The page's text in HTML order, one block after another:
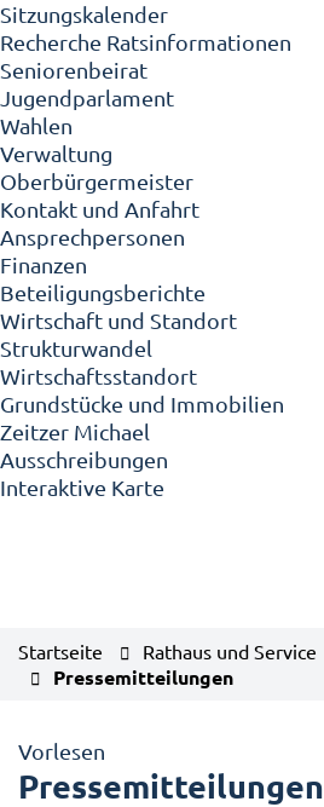
Sitzungskalender
Recherche Ratsinformationen
Seniorenbeirat
Jugendparlament
Wahlen
Verwaltung
Oberbürgermeister
Kontakt und Anfahrt
Ansprechpersonen
Finanzen
Beteiligungsberichte
Wirtschaft und Standort
Strukturwandel
Wirtschaftsstandort
Grundstücke und Immobilien
Zeitzer Michael
Ausschreibungen
Interaktive Karte
Startseite Rathaus und Service
Pressemitteilungen
Vorlesen
Pressemitteilungen